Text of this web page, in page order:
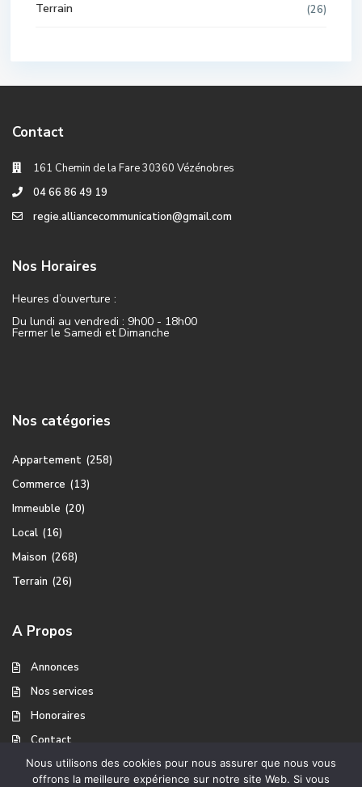
Terrain (26)
Contact
161 Chemin de la Fare 30360 Vézénobres
04 66 86 49 19
regie.alliancecommunication@gmail.com
Nos Horaires
Heures d’ouverture :
Du lundi au vendredi : 9h00 - 18h00
Fermer le Samedi et Dimanche
Nos catégories
Appartement (258)
Commerce (13)
Immeuble (20)
Local (16)
Maison (268)
Terrain (26)
A Propos
Annonces
Nos services
Honoraires
Contact
Nous utilisons des cookies pour nous assurer que nous vous
offrons la meilleure expérience sur notre site Web. Si vous